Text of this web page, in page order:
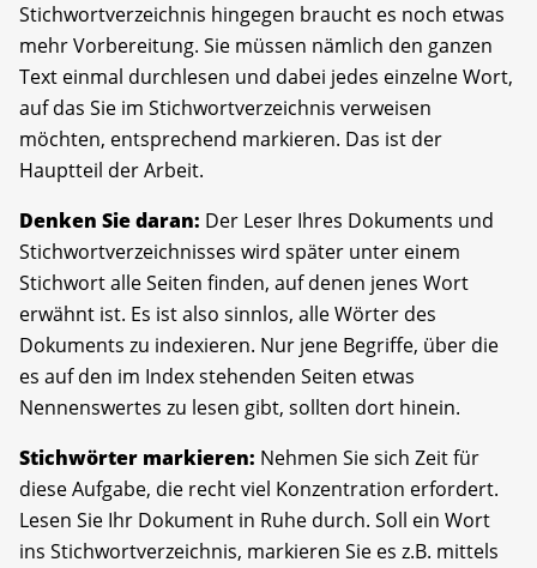
Stichwortverzeichnis hingegen braucht es noch etwas
mehr Vorbereitung. Sie müssen nämlich den ganzen
Text einmal durchlesen und dabei jedes einzelne Wort,
auf das Sie im Stichwortverzeichnis verweisen
möchten, entsprechend markieren. Das ist der
Hauptteil der Arbeit.
Denken Sie daran: Der Leser Ihres Dokuments und
Stichwortverzeichnisses wird später unter einem
Stichwort alle Seiten finden, auf denen jenes Wort
erwähnt ist. Es ist also sinnlos, alle Wörter des
Dokuments zu indexieren. Nur jene Begriffe, über die
es auf den im Index stehenden Seiten etwas
Nennenswertes zu lesen gibt, sollten dort hinein.
Stichwörter markieren: Nehmen Sie sich Zeit für
diese Aufgabe, die recht viel Konzentration erfordert.
Lesen Sie Ihr Dokument in Ruhe durch. Soll ein Wort
ins Stichwortverzeichnis, markieren Sie es z.B. mittels